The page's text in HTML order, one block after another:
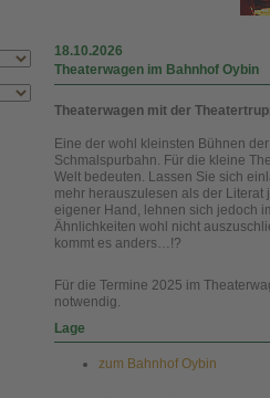
18.10.2026
Theaterwagen im Bahnhof Oybin
Theaterwagen mit der
Eine der wohl kleinsten Bühnen
Schmalspurbahn. Für die kleine
Welt bedeuten. Lassen Sie sich
mehr herauszulesen als der
eigener Hand, lehnen sich jedoch
Ähnlichkeiten wohl nicht
kommt es anders…!?
Für die Termine 2025 im
notwendig.
Lage
zum Bahnhof Oybin